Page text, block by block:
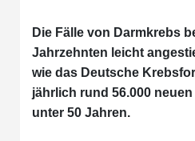
Die Fälle von Darmkrebs
Jahrzehnten leicht
wie das Deutsche
jährlich rund 56.000
unter 50 Jahren.